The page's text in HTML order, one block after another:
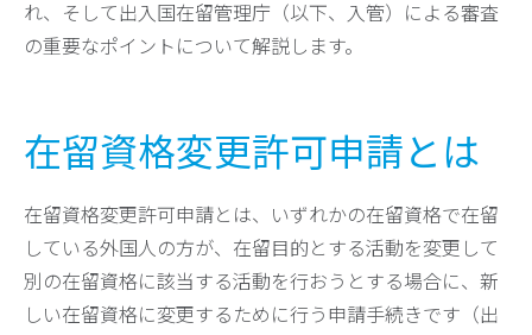
れ、そして出入国在留管理庁（以下、入管）による審査
の重要なポイントについて解説します。
在留資格変更許可申請とは
在留資格変更許可申請とは、いずれかの在留資格で在留
している外国人の方が、在留目的とする活動を変更して
別の在留資格に該当する活動を行おうとする場合に、新
しい在留資格に変更するために行う申請手続きです（出